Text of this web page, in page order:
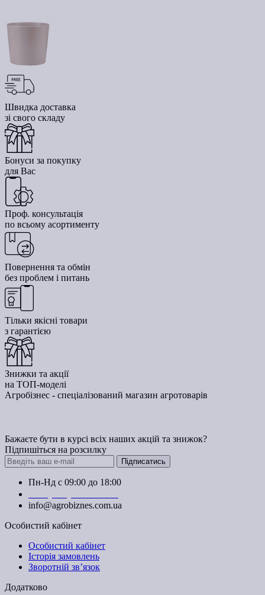
Швидка доставка
зі свого складу
Бонуси за покупку
для Вас
Проф. консультація
по всьому асортименту
Повернення та обмін
без проблем і питань
Тільки якісні товари
з гарантією
Знижки та акції
на ТОП-моделі
Агробізнес - спеціалізований магазин агротоварів
Бажаєте бути в курсі всіх наших акцій та знижок?
Підпишіться на розсилку
Підписатись
Пн-Нд с 09:00 до 18:00
info@agrobiznes.com.ua
Особистий кабінет
Особистий кабінет
Історія замовлень
Зворотній зв’язок
Додатково